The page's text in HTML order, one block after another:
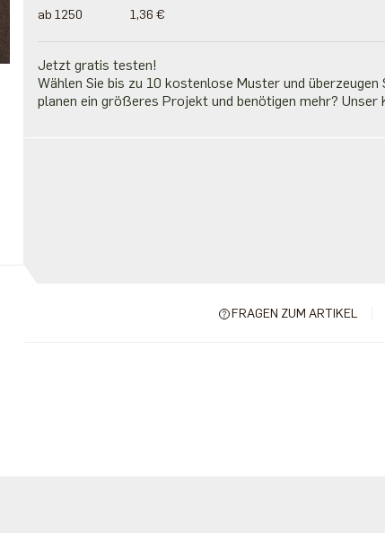
ab 1250
1,36 €
Jetzt gratis testen!
Wählen Sie bis zu 10 kostenlose Muster und
planen ein größeres Projekt und benötigen mehr? Unser
FRAGEN ZUM ARTIKEL